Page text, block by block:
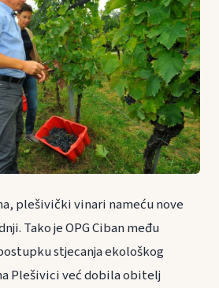
plešivički vinari nameću nove
Tako je OPG Ciban među
stjecanja ekološkog
Plešivici već dobila obitelj